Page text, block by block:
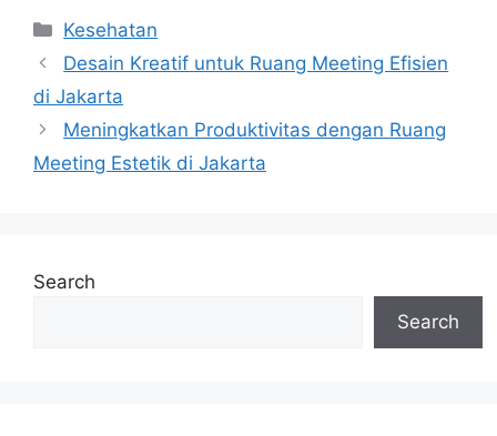
at
s
A
p
p
e
o
o
a
s
gr
m
Categories
Kesehatan
Desain Kreatif untuk Ruang Meeting Efisien
di Jakarta
Meningkatkan Produktivitas dengan Ruang
Meeting Estetik di Jakarta
Search
Search